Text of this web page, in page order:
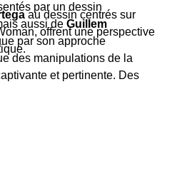
par un dessin
aussi de Guillem
par son approche
des manipulations de la
et pertinente. Des
au dessin centrés sur
offrent une perspective